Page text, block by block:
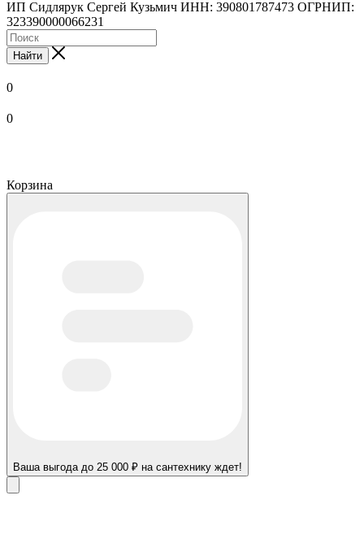
ИП Сидлярук Сергей Кузьмич ИНН: 390801787473 ОГРНИП:
323390000066231
Найти
0
0
Корзина
Ваша выгода до 25 000 ₽ на сантехнику ждет!